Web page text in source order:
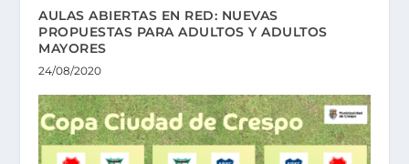
AULAS ABIERTAS EN RED: NUEVAS
PROPUESTAS PARA ADULTOS Y ADULTOS
MAYORES
24/08/2020